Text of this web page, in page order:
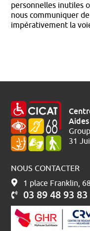
personnelles inutiles
nous communiquer
impérativement la
31
NOUS CONTACTER
1 place Franklin,
03 89 48 93 83